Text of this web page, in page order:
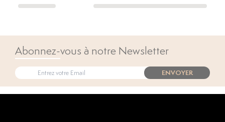
Abonnez-vous à notre Newsletter
ENVOYER